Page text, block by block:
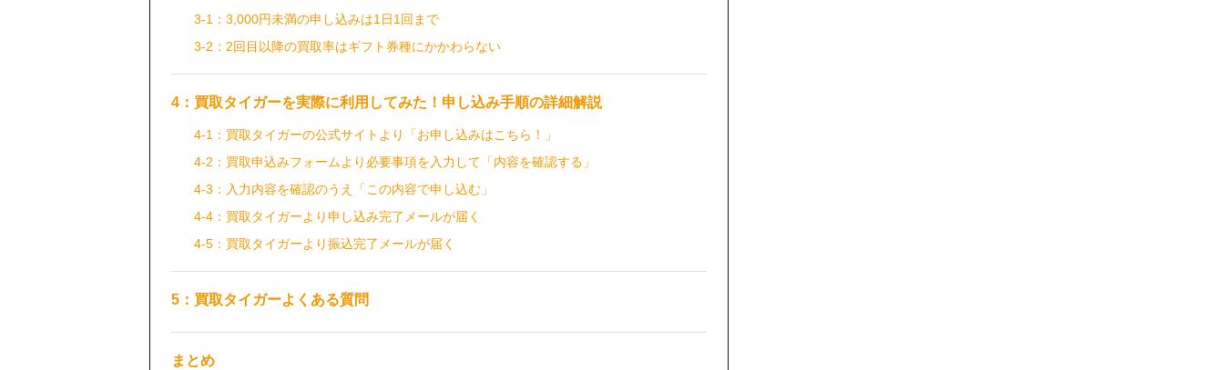
3-1：3,000円未満の申し込みは1日1回まで
3-2：2回目以降の買取率はギフト券種にかかわらない
4：買取タイガーを実際に利用してみた！申し込み手順の詳細解説
4-1：買取タイガーの公式サイトより「お申し込みはこちら！」
4-2：買取申込みフォームより必要事項を入力して「内容を確認する」
4-3：入力内容を確認のうえ「この内容で申し込む」
4-4：買取タイガーより申し込み完了メールが届く
4-5：買取タイガーより振込完了メールが届く
5：買取タイガーよくある質問
まとめ